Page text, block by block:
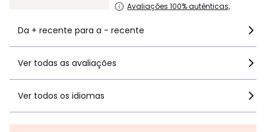
Avaliações 100% autênticas,
Da + recente para a - recente
Ver todas as avaliações
Ver todos os idiomas